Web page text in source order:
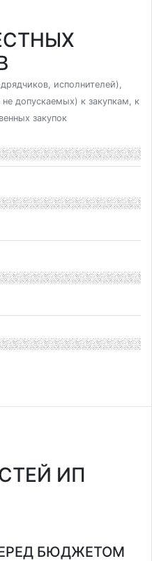
исполнителей),
допускаемых) к закупкам, к
закупок
ИП
БЮДЖЕТОМ